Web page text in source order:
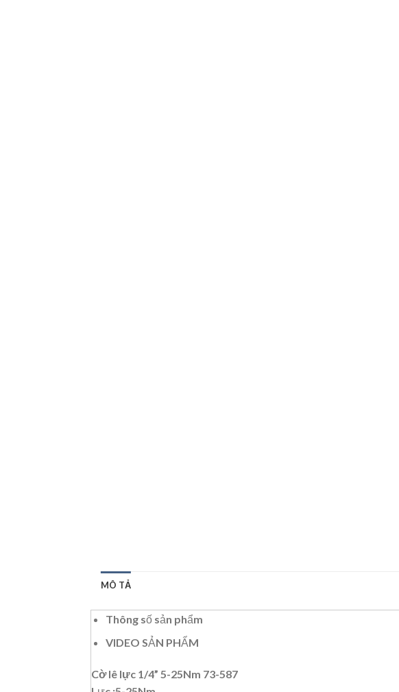
MÔ TẢ
Thông số sản phẩm
VIDEO SẢN PHẨM
Cờ lê lực 1/4” 5-25Nm 73-587